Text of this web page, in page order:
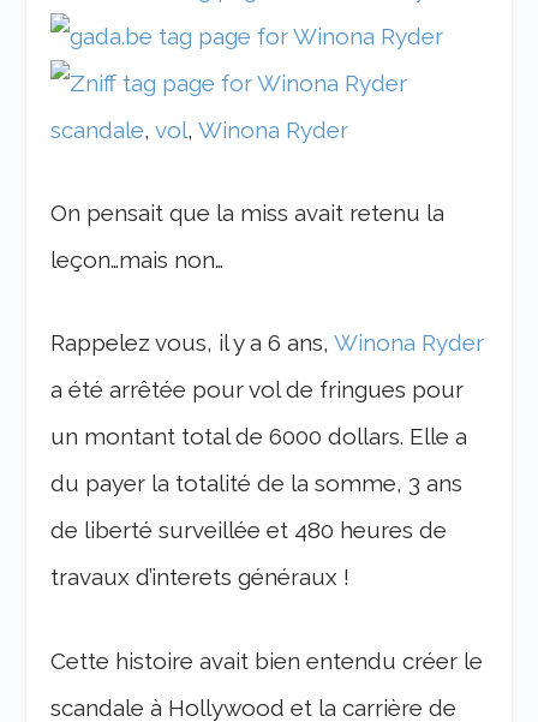
scandale,vol,Winona Ryder
On pensait que la miss avait retenu la
leçon…mais non…
Rappelez vous, il y a 6 ans,Winona Ryder
a été arrêtée pour vol de fringues pour
un montant total de 6000 dollars. Elle a
du payer la totalité de la somme, 3 ans
de liberté surveillée et 480 heures de
travaux d’interets généraux !
Cette histoire avait bien entendu créer le
scandale à Hollywood et la carrière de